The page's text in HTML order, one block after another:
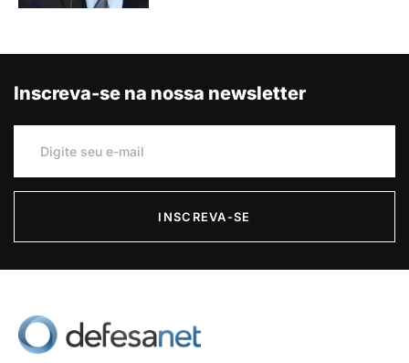
Inscreva-se na nossa newsletter
INSCREVA-SE